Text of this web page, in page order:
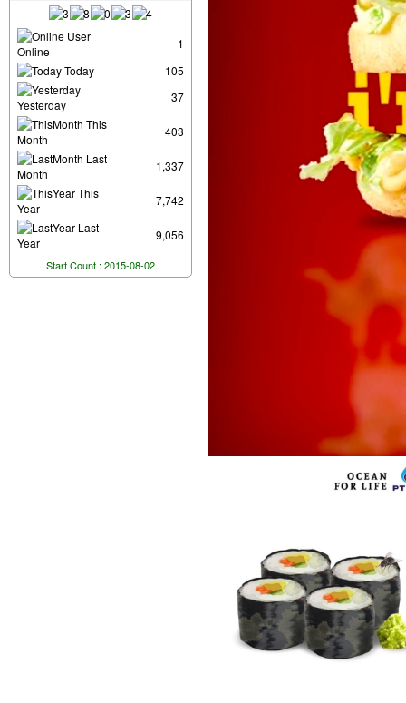
User
Online
1
Today
105
Yesterday
37
This
Month
403
Last
Month
1,337
This
Year
7,742
Last
Year
9,056
Start Count : 2015-08-02